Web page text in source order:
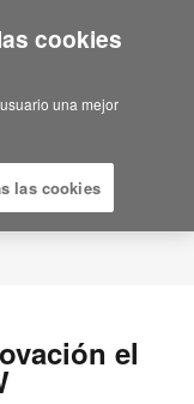
el
cookies
una mejor
las cookies